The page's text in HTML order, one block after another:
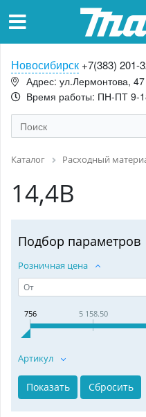
Новосибирск +7(383) 201-
Адрес: ул.Лермонтова, 47
Время работы: ПН-ПТ 9-
Каталог Расходный
14,4В
Подбор параметров
Розничная цена
756 5 158.50
Артикул